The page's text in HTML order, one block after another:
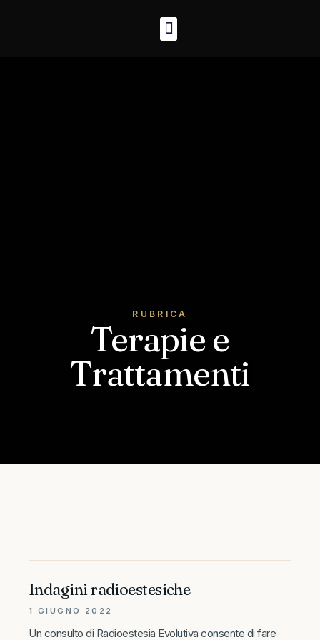
RUBRICA
Terapie e
Trattamenti
Indagini radioestesiche
1 GIUGNO 2022
Un consulto di Radioestesia Evolutiva consente di fare